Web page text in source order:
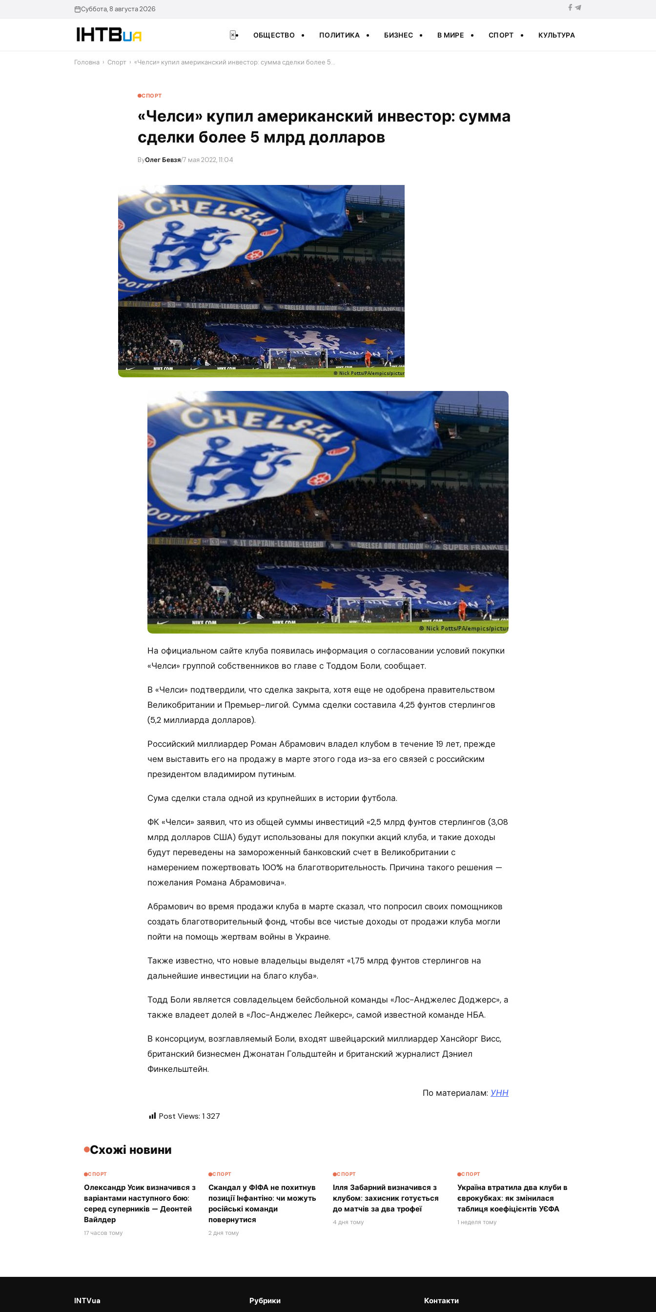
Суббота, 8 августа 2026
× ОБЩЕСТВО ПОЛИТИКА БИЗНЕС В МИРЕ СПОРТ КУЛЬТУРА
Головна › Спорт › «Челси» купил американский инвестор: сумма сделки более 5…
СПОРТ
«Челси» купил американский инвестор: сумма
сделки более 5 млрд долларов
ByОлег Бевзя/7 мая 2022, 11:04
На официальном сайте клуба появилась информация о согласовании условий покупки
«Челси» группой собственников во главе с Тоддом Боли, сообщает.
В «Челси» подтвердили, что сделка закрыта, хотя еще не одобрена правительством
Великобритании и Премьер-лигой. Сумма сделки составила 4,25 фунтов стерлингов
(5,2 миллиарда долларов).
Российский миллиардер Роман Абрамович владел клубом в течение 19 лет, прежде
чем выставить его на продажу в марте этого года из-за его связей с российским
президентом владимиром путиным.
Сума сделки стала одной из крупнейших в истории футбола.
ФК «Челси» заявил, что из общей суммы инвестиций «2,5 млрд фунтов стерлингов (3,08
млрд долларов США) будут использованы для покупки акций клуба, и такие доходы
будут переведены на замороженный банковский счет в Великобритании с
намерением пожертвовать 100% на благотворительность. Причина такого решения —
пожелания Романа Абрамовича».
Абрамович во время продажи клуба в марте сказал, что попросил своих помощников
создать благотворительный фонд, чтобы все чистые доходы от продажи клуба могли
пойти на помощь жертвам войны в Украине.
Также известно, что новые владельцы выделят «1,75 млрд фунтов стерлингов на
дальнейшие инвестиции на благо клуба».
Тодд Боли является совладельцем бейсбольной команды «Лос-Анджелес Доджерс», а
также владеет долей в «Лос-Анджелес Лейкерс», самой известной команде НБА.
В консорциум, возглавляемый Боли, входят швейцарский миллиардер Хансйорг Висс,
британский бизнесмен Джонатан Гольдштейн и британский журналист Дэниел
Финкельштейн.
По материалам: УНН
Post Views: 1 327
Схожі новини
СПОРТ
Олександр Усик визначився з
варіантами наступного бою:
серед суперників — Деонтей
Вайлдер
17 часов тому
СПОРТ
Скандал у ФІФА не похитнув
позиції Інфантіно: чи можуть
російські команди
повернутися
2 дня тому
СПОРТ
Ілля Забарний визначився з
клубом: захисник готується
до матчів за два трофеї
4 дня тому
СПОРТ
Україна втратила два клуби в
єврокубках: як змінилася
таблиця коефіцієнтів УЄФА
1 неделя тому
INTVua Рубрики Контакти